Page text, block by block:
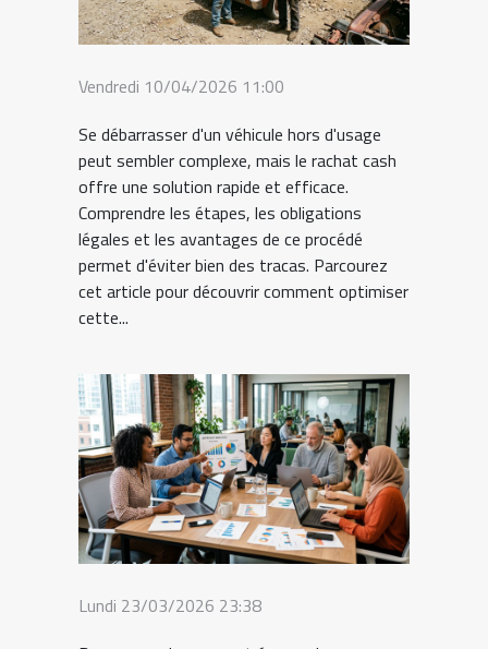
Vendredi 10/04/2026 11:00
Se débarrasser d'un véhicule hors d'usage
peut sembler complexe, mais le rachat cash
offre une solution rapide et efficace.
Comprendre les étapes, les obligations
légales et les avantages de ce procédé
permet d'éviter bien des tracas. Parcourez
cet article pour découvrir comment optimiser
cette...
Lundi 23/03/2026 23:38